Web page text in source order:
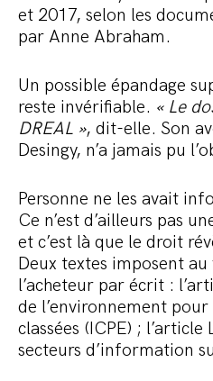
et 2017, selon les
par Anne Abraham.
Un possible épandage
reste invérifiable. « Le
DREAL », dit-elle. Son
Desingy, n’a jamais pu
Personne ne les avait
Ce n’est d’ailleurs pas
et c’est là que le droit
Deux textes imposent
l’acheteur par écrit :
de l’environnement
classées (ICPE) ;
secteurs d’information